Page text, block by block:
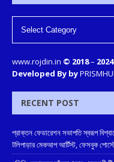
www.rojdin.in © 2018– 2024
Developed By by
RECENT POST
প্রাক্তন ফেডারেশন সভাপতি স্বরূপ
টলিপাড়ার মেকআপ আর্টিস্ট, ফেসবুক